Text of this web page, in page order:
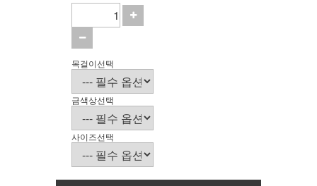
목걸이선택
금색상선택
사이즈선택